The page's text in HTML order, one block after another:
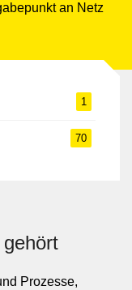
an Netz
1
70
Prozesse,